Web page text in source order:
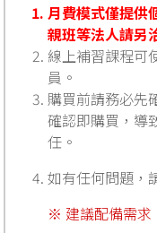
月費模式僅提供
親班等法人請另
線上補習課程可
員。
購買前請務必先
確認即購買，導
任。
如有任何問題，
※ 建議配備需求